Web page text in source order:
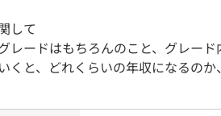
して
レードはもちろんのこと、グレー
くと、どれくらいの年収になるの